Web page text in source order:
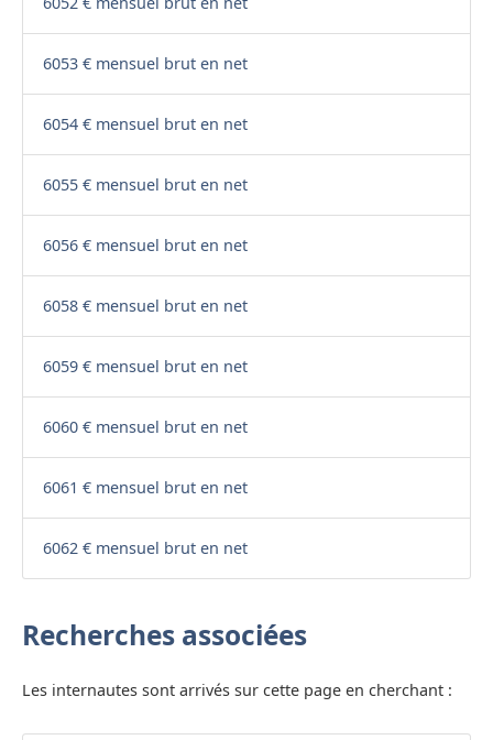
6053 € mensuel brut en net
6054 € mensuel brut en net
6055 € mensuel brut en net
6056 € mensuel brut en net
6058 € mensuel brut en net
6059 € mensuel brut en net
6060 € mensuel brut en net
6061 € mensuel brut en net
6062 € mensuel brut en net
Recherches associées
Les internautes sont arrivés sur cette page en cherchant :